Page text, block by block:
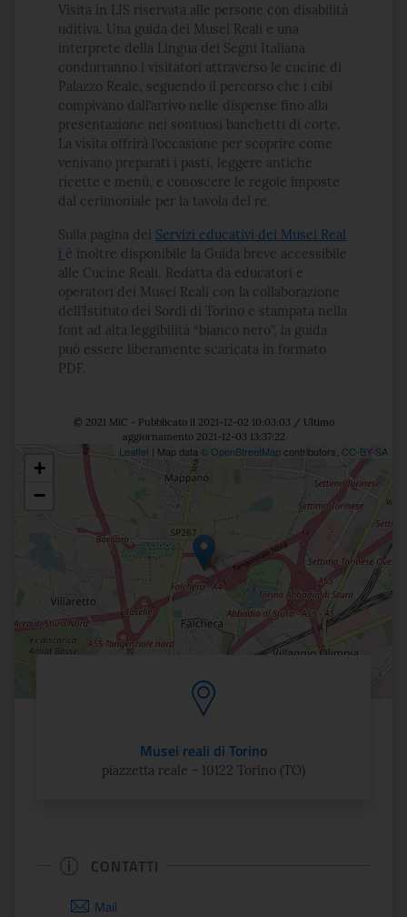
Visita in LIS riservata alle persone con disabilità
uditiva. Una guida dei Musei Reali e una
interprete della Lingua dei Segni Italiana
condurranno i visitatori attraverso le cucine di
Palazzo Reale, seguendo il percorso che i cibi
compivano dall’arrivo nelle dispense fino alla
presentazione nei sontuosi banchetti di corte.
La visita offrirà l’occasione per scoprire come
venivano preparati i pasti, leggere antiche
ricette e menù, e conoscere le regole imposte
dal cerimoniale per la tavola del re.
Sulla pagina dei Servizi educativi dei Musei Real
i è inoltre disponibile la Guida breve accessibile
alle Cucine Reali. Redatta da educatori e
operatori dei Musei Reali con la collaborazione
dell’Istituto dei Sordi di Torino e stampata nella
font ad alta leggibilità “bianco nero”, la guida
può essere liberamente scaricata in formato
PDF.
© 2021 MiC - Pubblicato il 2021-12-02 10:03:03 / Ultimo
aggiornamento 2021-12-03 13:37:22
Posizione
+
−
Leaflet | Map data © OpenStreetMapcontributors, CC-BY-SA
Musei reali di Torino
piazzetta reale - 10122 Torino (TO)
CONTATTI
Mail